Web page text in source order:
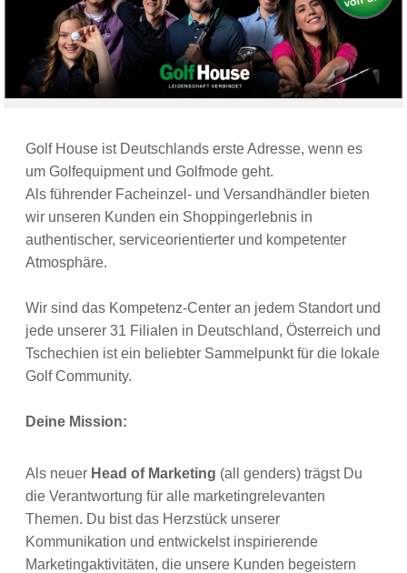
Golf House ist Deutschlands erste Adresse, wenn es
um Golfequipment und Golfmode geht.
Als führender Facheinzel- und Versandhändler bieten
wir unseren Kunden ein Shoppingerlebnis in
authentischer, serviceorientierter und kompetenter
Atmosphäre.
Wir sind das Kompetenz-Center an jedem Standort und
jede unserer 31 Filialen in Deutschland, Österreich und
Tschechien ist ein beliebter Sammelpunkt für die lokale
Golf Community.
Deine Mission:
Als neuer Head of Marketing (all genders) trägst Du
die Verantwortung für alle marketingrelevanten
Themen. Du bist das Herzstück unserer
Kommunikation und entwickelst inspirierende
Marketingaktivitäten, die unsere Kunden begeistern